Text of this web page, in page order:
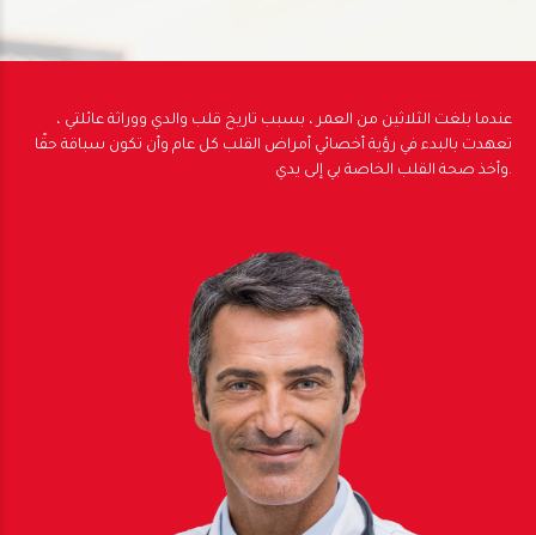
عندما بلغت الثلاثين من العمر ، بسبب تاريخ قلب والدي ووراثة عائلتي ،
تعهدت بالبدء في رؤية أخصائي أمراض القلب كل عام وأن تكون سباقة حقًا
وأخذ صحة القلب الخاصة بي إلى يدي.